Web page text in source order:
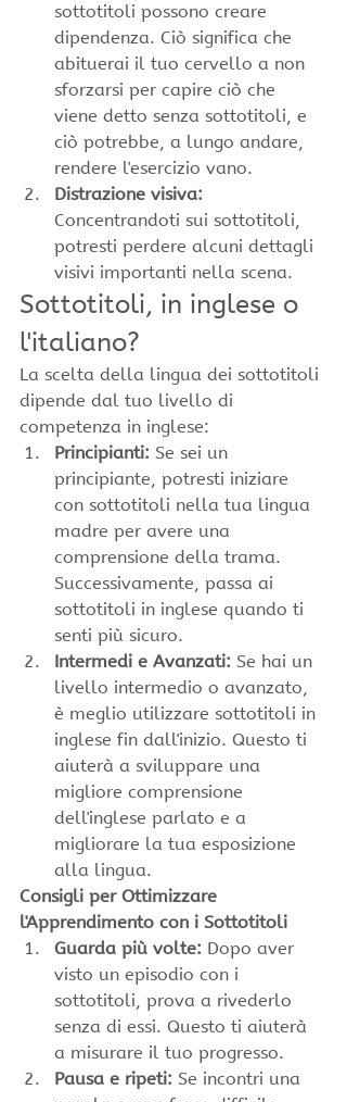
sottotitoli possono creare
dipendenza. Ciò significa che
abituerai il tuo cervello a non
sforzarsi per capire ciò che
viene detto senza sottotitoli, e
ciò potrebbe, a lungo andare,
rendere l'esercizio vano.
Distrazione visiva:
Concentrandoti sui sottotitoli,
potresti perdere alcuni dettagli
visivi importanti nella scena.
Sottotitoli, in inglese o
l'italiano?
La scelta della lingua dei sottotitoli
dipende dal tuo livello di
competenza in inglese:
Principianti: Se sei un
principiante, potresti iniziare
con sottotitoli nella tua lingua
madre per avere una
comprensione della trama.
Successivamente, passa ai
sottotitoli in inglese quando ti
senti più sicuro.
Intermedi e Avanzati: Se hai un
livello intermedio o avanzato,
è meglio utilizzare sottotitoli in
inglese fin dall'inizio. Questo ti
aiuterà a sviluppare una
migliore comprensione
dell'inglese parlato e a
migliorare la tua esposizione
alla lingua.
Consigli per Ottimizzare
l'Apprendimento con i Sottotitoli
Guarda più volte: Dopo aver
visto un episodio con i
sottotitoli, prova a rivederlo
senza di essi. Questo ti aiuterà
a misurare il tuo progresso.
Pausa e ripeti: Se incontri una